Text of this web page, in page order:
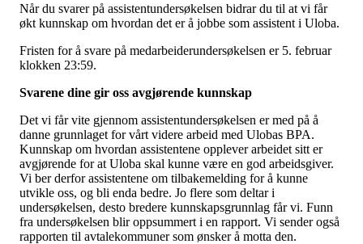
Når du svarer på assistentundersøkelsen bidrar du til at vi får
økt kunnskap om hvordan det er å jobbe som assistent i Uloba.
Fristen for å svare på medarbeiderundersøkelsen er 5. februar
klokken 23:59.
Svarene dine gir oss avgjørende kunnskap
Det vi får vite gjennom assistentundersøkelsen er med på å
danne grunnlaget for vårt videre arbeid med Ulobas BPA.
Kunnskap om hvordan assistentene opplever arbeidet sitt er
avgjørende for at Uloba skal kunne være en god arbeidsgiver.
Vi ber derfor assistentene om tilbakemelding for å kunne
utvikle oss, og bli enda bedre. Jo flere som deltar i
undersøkelsen, desto bredere kunnskapsgrunnlag får vi. Funn
fra undersøkelsen blir oppsummert i en rapport. Vi sender også
rapporten til avtalekommuner som ønsker å motta den.